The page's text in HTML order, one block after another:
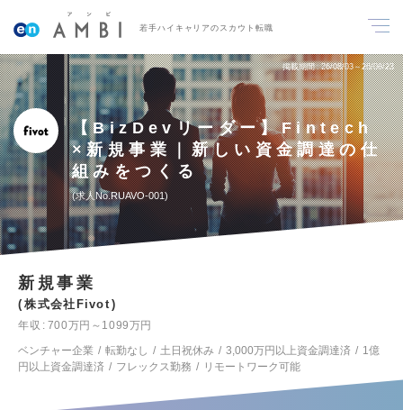
若手ハイキャリアのスカウト転職
掲載期間 26/08/03～26/08/23
【BizDevリーダー】Fintech
×新規事業｜新しい資金調達の仕
組みをつくる
求人No.RUAVO-001
新規事業
株式会社Fivot
年収
700万円～1099万円
ベンチャー企業
転勤なし 土日祝休み 3,000万円以上資金調達済
1億
円以上資金調達済
フレックス勤務 リモートワーク可能